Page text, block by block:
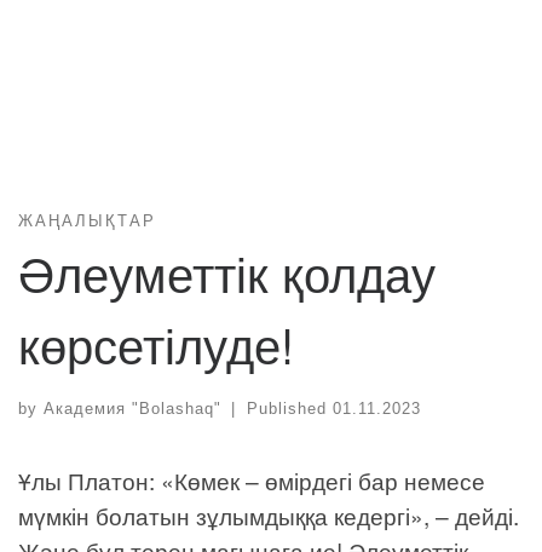
ЖАҢАЛЫҚТАР
Әлеуметтік қолдау
көрсетілуде!
by Академия "Bolashaq" | Published 01.11.2023
Ұлы Платон: «Көмек – өмірдегі бар немесе
мүмкін болатын зұлымдыққа кедергі», – дейді.